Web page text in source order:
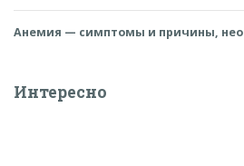
Анемия — симптомы и причины,
Интересно